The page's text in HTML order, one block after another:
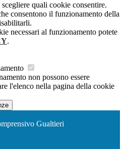
quali cookie consentire.
consentono il funzionamento della
necessari al funzionamento potete
.
non possono essere
l'elenco nella pagina della cookie
Gualtieri